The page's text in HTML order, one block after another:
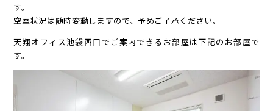
す。
空室状況は随時変動しますので、予めご了承ください。
天翔オフィス池袋西口でご案内できるお部屋は下記のお部屋で
す。